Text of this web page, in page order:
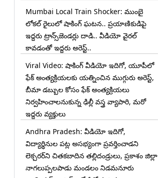
Mumbai Local Train Shocker: ముంబై
లోకల్ రైలులో షాకింగ్ ఘటన.. ప్రయాణికుడిపై
ఇద్దరు ట్రాన్స్‌జెండర్లు దాడి.. వీడియో వైరల్
కావడంతో ఇద్దరు అరెస్ట్..
Viral Video: షాకింగ్ వీడియో ఇదిగో, యూపీలో
ఫేక్ అంత్యక్రియలకు యత్నించిన ముగ్గురు అరెస్ట్,
బీమా డబ్బుల కోసం ఫేక్ అంత్యక్రియలు
నిర్వహించాలనుకున్న ఢిల్లీ వస్త్ర వ్యాపారి, మరో
ఇద్దరు వ్యక్తులు
Andhra Pradesh: వీడియో ఇదిగో,
విద్యార్థినుల పట్ల అసభ్యంగా ప్రవర్తించాడని
లెక్చ‌ర‌ర్‌ని చిత‌క‌బాదిన త‌ల్లిదండ్రులు, ప్రకాశం జిల్లా
నాగలుప్పలపాడు మండలం నిడమనూరు